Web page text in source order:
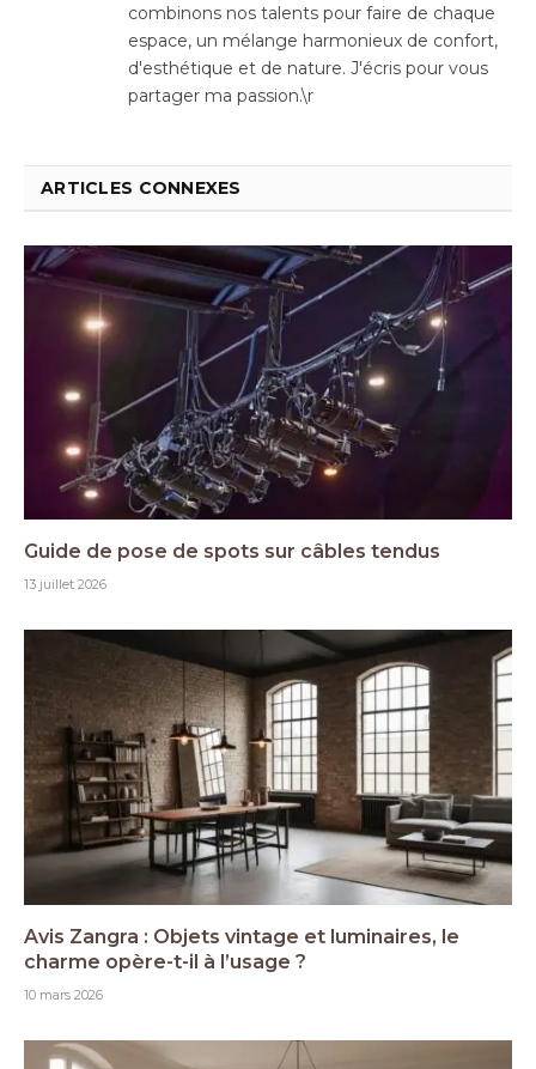
combinons nos talents pour faire de chaque
espace, un mélange harmonieux de confort,
d'esthétique et de nature. J'écris pour vous
partager ma passion.\r
ARTICLES CONNEXES
Guide de pose de spots sur câbles tendus
13 juillet 2026
Avis Zangra : Objets vintage et luminaires, le
charme opère-t-il à l’usage ?
10 mars 2026